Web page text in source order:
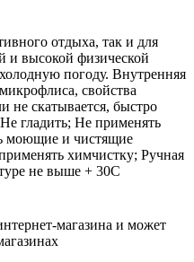
отдыха, так и для
и высокой физической
погоду. Внутренняя
свойства
не скатывается, быстро
гладить; Не применять
моющие и чистящие
химчистку; Ручная
не выше + 30С
магазина и может